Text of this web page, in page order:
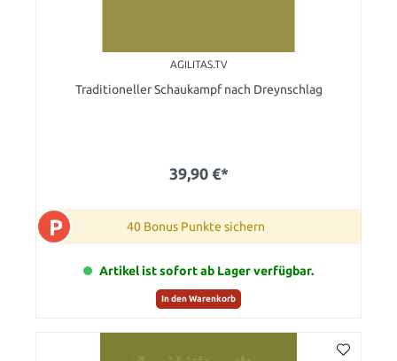
AGILITAS.TV
Traditioneller Schaukampf nach Dreynschlag
39,90 €*
P 40 Bonus Punkte sichern
Artikel ist sofort ab Lager verfügbar.
In den Warenkorb